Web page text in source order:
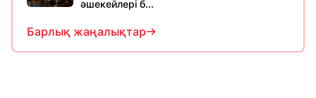
әшекейлері б...
Барлық жаңалықтар